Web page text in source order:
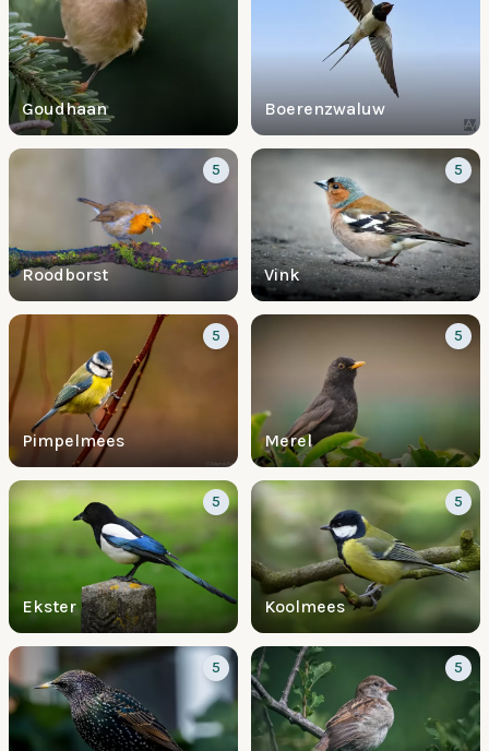
Goudhaan Boerenzwaluw
Roodborst
5
Vink
5
Pimpelmees
5
Merel
5
Ekster
5
Koolmees
5
5 5